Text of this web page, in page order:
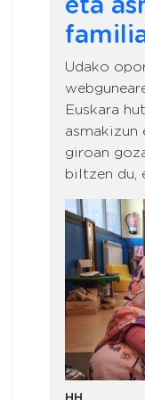
Udako
Euskara
asmakizun
giroan
biltzen du,